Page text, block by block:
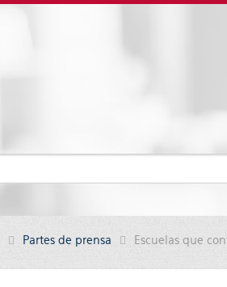
Partes de prensa Escuelas que